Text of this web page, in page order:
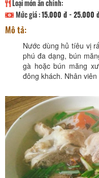
Loại món ăn chính:
Mức giá :15.000 đ - 25.000
Mô tả:
Nước dùng hủ tíêu vị
phú đa dạng, bún
gà hoặc bún măng
đông khách. Nhân